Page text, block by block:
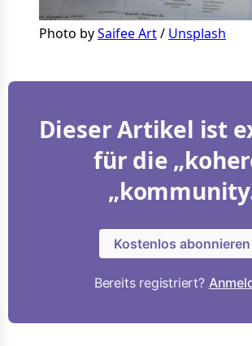
Photo by Saifee Art / Unsplash
Dieser Artikel ist
für die
Kostenlos abonnieren
Bereits registriert?